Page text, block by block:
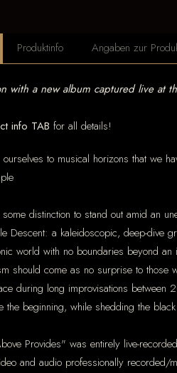
Produktinfo Angaben zur
with a new album captured live at
info TAB for all details!
to musical horizons that we
distinction to stand out amid an
Descent: a kaleidoscopic, deep-dive
world with no boundaries beyond
should come as no surprise to
during long improvisations
the beginning, while shedding the
Provides" was entirely live-
and audio professionally recorded/